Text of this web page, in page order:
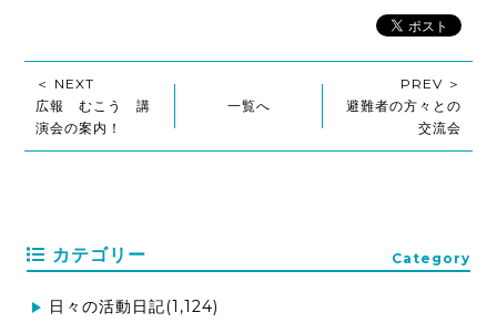
＜ NEXT
広報 むこう 講
演会の案内！
一覧へ
PREV ＞
避難者の方々との
交流会
カテゴリー Category
日々の活動日記(1,124)